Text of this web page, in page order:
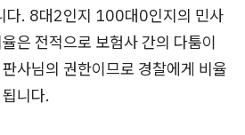
다. 8대2인지 100대0인지의 민사
은 전적으로 보험사 간의 다툼이
사님의 권한이므로 경찰에게 비율
니다.